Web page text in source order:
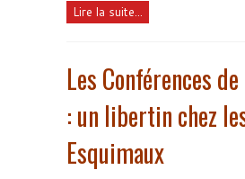
Lire la suite...
Les Conférences
: un libertin chez
Esquimaux